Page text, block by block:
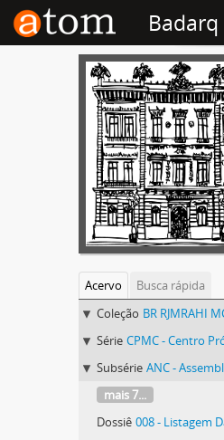
Badarq
Acervo
Busca rápida
Coleção BR RJMRAHI MC -
Série CPMC - Centro Pró-
Subsérie ANC -
mais 7...
Dossiê 008 - Listagem